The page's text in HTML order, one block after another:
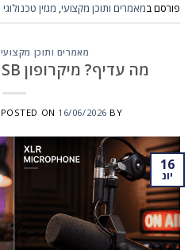
פורסם במאמרים ותוכן מקצועי, מגזין טכנולוגי
מאמרים ותוכן מקצועי
מה עדיף? מיקרופון USB או מיקרופון XLR
POSTED ON 16/06/2026 BY
16
יונ